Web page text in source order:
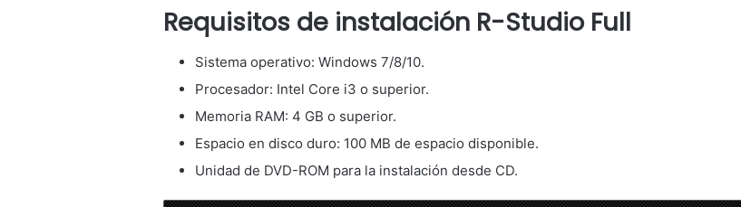
Requisitos de instalación R-Studio Full
Sistema operativo: Windows 7/8/10.
Procesador: Intel Core i3 o superior.
Memoria RAM: 4 GB o superior.
Espacio en disco duro: 100 MB de espacio disponible.
Unidad de DVD-ROM para la instalación desde CD.